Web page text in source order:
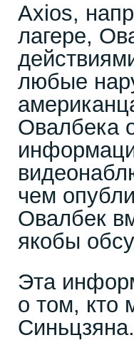
Axios,
лагере,
любые
Овалбека
чем
Овалбек
якобы
Эта
о том, кто
Синьцзяна.